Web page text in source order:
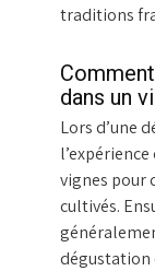
traditions
dans un
Lors d’une
vignes pour
cultivés.
dégustation